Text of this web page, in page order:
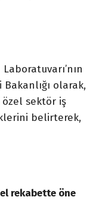
Bakanlığı olarak,
özel sektör iş
belirterek,
rekabette öne